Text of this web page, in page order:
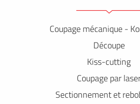
Coupage mécanique -
Découpe
Kiss-cutting
Coupage par
Sectionnement et